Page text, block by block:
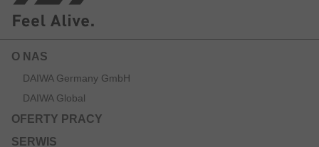
O NAS
DAIWA Germany GmbH
DAIWA Global
OFERTY PRACY
SERWIS